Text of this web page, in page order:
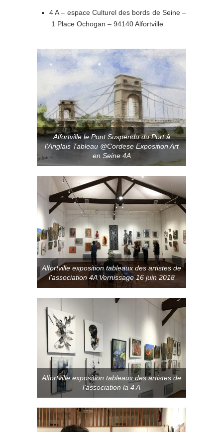
4 A – espace Culturel des bords de Seine –
1 Place Ochogan – 94140 Alfortville
Alfortville le Pont Suspendu du Port à
l’Anglais Tableau @Cordese Exposition Art
en Seine 4A
Alfortville exposition tableaux des artistes de
l’association 4A Vernissage 16 juin 2018
Alfortville exposition tableaux des artistes de
l’association la 4 A